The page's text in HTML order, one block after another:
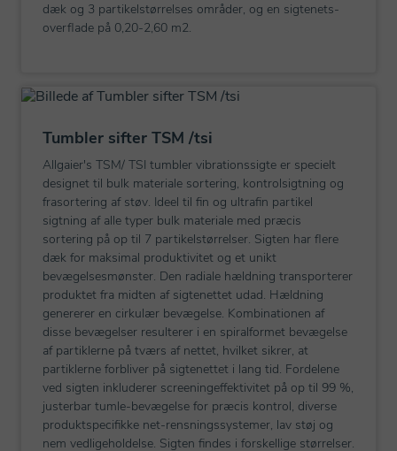
dæk og 3 partikelstørrelses områder, og en sigtenets-
overflade på 0,20-2,60 m2.
Tumbler sifter TSM /tsi
Allgaier's TSM/ TSI tumbler vibrationssigte er specielt
designet til bulk materiale sortering, kontrolsigtning og
frasortering af støv. Ideel til fin og ultrafin partikel
sigtning af alle typer bulk materiale med præcis
sortering på op til 7 partikelstørrelser. Sigten har flere
dæk for maksimal produktivitet og et unikt
bevægelsesmønster. Den radiale hældning transporterer
produktet fra midten af sigtenettet udad. Hældning
genererer en cirkulær bevægelse. Kombinationen af
disse bevægelser resulterer i en spiralformet bevægelse
af partiklerne på tværs af nettet, hvilket sikrer, at
partiklerne forbliver på sigtenettet i lang tid. Fordelene
ved sigten inkluderer screeningeffektivitet på op til 99 %,
justerbar tumle-bevægelse for præcis kontrol, diverse
produktspecifikke net-rensningssystemer, lav støj og
nem vedligeholdelse. Sigten findes i forskellige størrelser.